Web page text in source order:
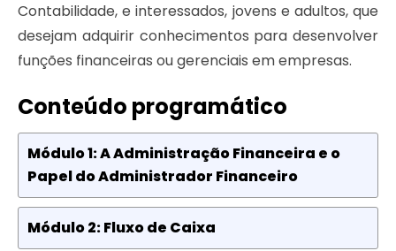
Contabilidade, e interessados, jovens e adultos, que
desejam adquirir conhecimentos para desenvolver
funções financeiras ou gerenciais em empresas.
Conteúdo programático
Módulo 1: A Administração Financeira e o
Papel do Administrador Financeiro
Módulo 2: Fluxo de Caixa